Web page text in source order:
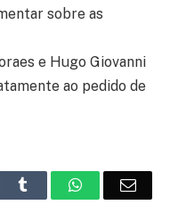
sobre as
e Hugo Giovanni
ao pedido de
Tumblr WhatsApp